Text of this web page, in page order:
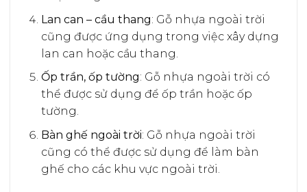
Lan can – cầu thang: Gỗ nhựa ngoài trời
cũng được ứng dụng trong việc xây dựng
lan can hoặc cầu thang.
Ốp trần, ốp tường: Gỗ nhựa ngoài trời có
thể được sử dụng để ốp trần hoặc ốp
tường.
Bàn ghế ngoài trời: Gỗ nhựa ngoài trời
cũng có thể được sử dụng để làm bàn
ghế cho các khu vực ngoài trời.